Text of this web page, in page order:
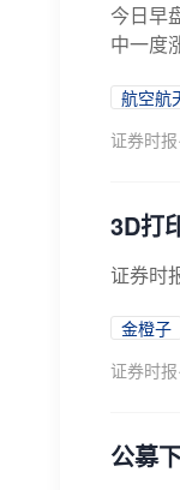
今日早
中一度
航空航
证券时报
3D打
证券时
金橙子
证券时报
公募